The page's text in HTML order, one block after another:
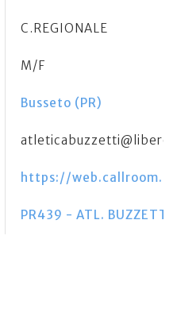
C.REGIONALE
M/F
Busseto (PR)
https://
PR439 - ATL.